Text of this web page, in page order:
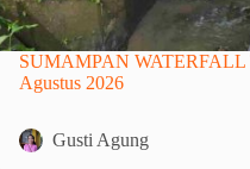
SUMAMPAN WATERFALL
Agustus 2026
Gusti Agung